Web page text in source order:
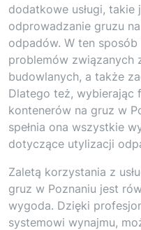
dodatkowe usługi,
odprowadzanie gruzu
odpadów. W ten
problemów związanych
budowlanych, a także
Dlatego też, wybierając
kontenerów na gruz w
spełnia ona wszystkie
dotyczące utylizacji
Zaletą korzystania z
gruz w Poznaniu jest
wygoda. Dzięki
systemowi wynajmu,